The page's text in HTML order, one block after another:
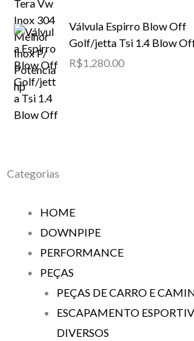
Válvula Espirro Blow Off
Golf/jetta Tsi 1.4 Blow
R$1,280.00
Categorias
HOME
DOWNPIPE
PERFORMANCE
PEÇAS
PEÇAS DE CARRO E
ESCAPAMENTO
DIVERSOS